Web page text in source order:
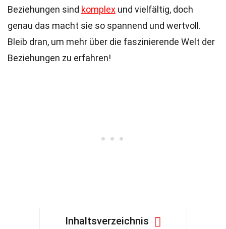
Beziehungen sind komplex und vielfältig, doch
genau das macht sie so spannend und wertvoll.
Bleib dran, um mehr über die faszinierende Welt der
Beziehungen zu erfahren!
Inhaltsverzeichnis